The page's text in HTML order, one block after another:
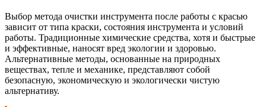
Выбор метода очистки инструмента после работы с красью
зависит от типа краски, состояния инструмента и условий
работы. Традиционные химические средства, хотя и быстрые
и эффективные, наносят вред экологии и здоровью.
Альтернативные методы, основанные на природных
веществах, тепле и механике, представляют собой
безопасную, экономическую и экологически чистую
альтернативу.